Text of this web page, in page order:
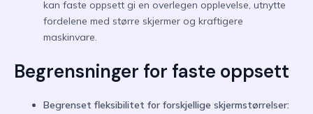
kan faste oppsett gi en overlegen opplevelse, utnytte
fordelene med større skjermer og kraftigere
maskinvare.
Begrensninger for faste oppsett
Begrenset fleksibilitet for forskjellige skjermstørrelser: